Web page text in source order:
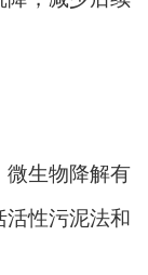
微生物降解有
性污泥法和